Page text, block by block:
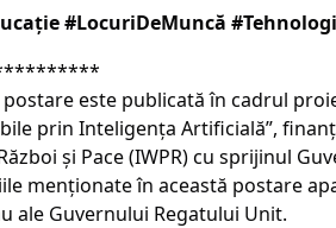
#LocuriDeMuncă
postare este publicată în cadrul
prin Inteligența Artificială”,
și Pace (IWPR) cu sprijinul
menționate în această postare
ale Guvernului Regatului Unit.